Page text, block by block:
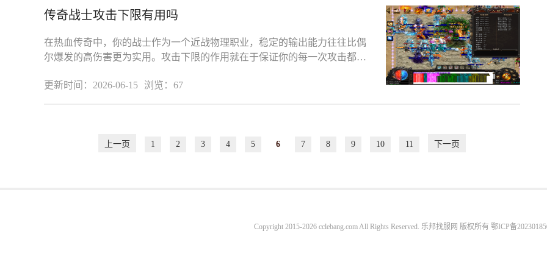
传奇战士攻击下限有用吗
在热血传奇中，你的战士作为一个近战物理职业，稳定的输出能力往往比偶
尔爆发的高伤害更为实用。攻击下限的作用就在于保证你的每一次攻击都能
更新时间：2026-06-15
浏览：67
上一页 1 2 3 4 5 6 7 8 9 10 11 下一页
Copyright 2015-2026 cclebang.com All Rights Reserved. 乐邦找服网 版权所有 鄂ICP备